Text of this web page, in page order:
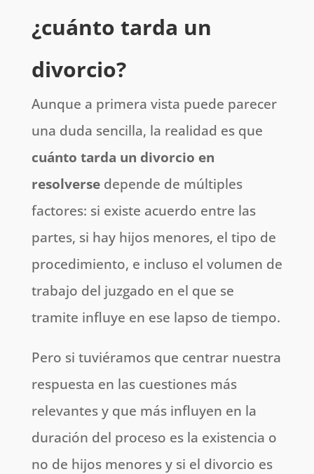
¿cuánto tarda un
divorcio?
Aunque a primera vista puede parecer
una duda sencilla, la realidad es que
cuánto tarda un divorcio en
resolversedepende de múltiples
factores: si existe acuerdo entre las
partes, si hay hijos menores, el tipo de
procedimiento, e incluso el volumen de
trabajo del juzgado en el que se
tramite influye en ese lapso de tiempo.
Pero si tuviéramos que centrar nuestra
respuesta en las cuestiones más
relevantes y que más influyen en la
duración del proceso es la existencia o
no de hijos menores y si el divorcio es